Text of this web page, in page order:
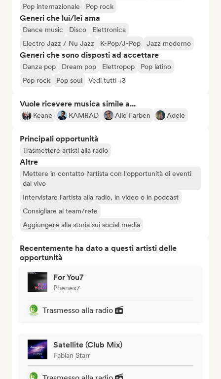
Pop internazionale
Pop rock
Generi che lui/lei ama
Dance music Disco
Elettronica
Electro Jazz / Nu Jazz
K-Pop/J-Pop Jazz moderno
Generi che sono disposti ad accettare
Danza pop Dream pop Elettropop
Pop latino
Pop rock
Pop soul Vedi tutti +3
Vuole ricevere musica simile a...
Keane KAMRAD Alle Farben Adele
Principali opportunità
Trasmettere artisti alla radio
Altre
Mettere in contatto l'artista con l'opportunità di eventi
dal vivo
Intervistare l'artista alla radio, in video o in podcast
Consigliare al team/rete
Aggiungere alla storia sui social media
Recentemente ha dato a questi artisti delle
opportunità
For You7
Phenex7
Trasmesso alla radio
Satellite (Club Mix)
Fabian Starr